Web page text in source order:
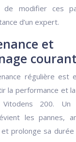
de modifier ces
d’un expert.
et
courant
régulière est
la performance et
200. Un
les pannes,
prolonge sa durée